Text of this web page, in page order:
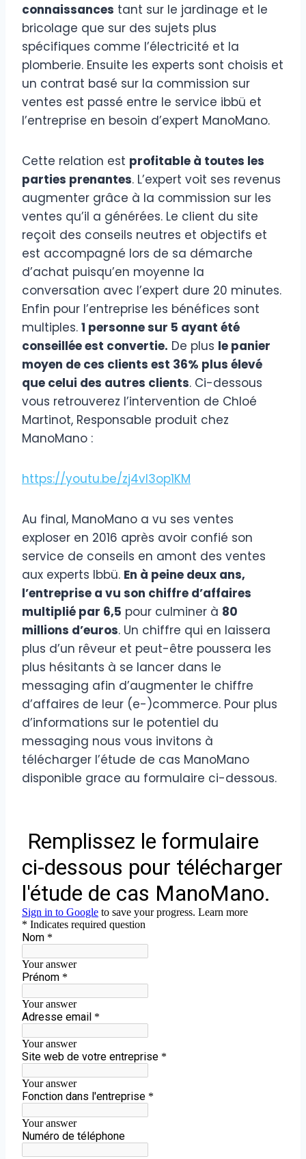
connaissances tant sur le jardinage et le
bricolage que sur des sujets plus
spécifiques comme l’électricité et la
plomberie. Ensuite les experts sont choisis et
un contrat basé sur la commission sur
ventes est passé entre le service ibbü et
l’entreprise en besoin d’expert ManoMano.
Cette relation est profitable à toutes les
parties prenantes. L’expert voit ses revenus
augmenter grâce à la commission sur les
ventes qu’il a générées. Le client du site
reçoit des conseils neutres et objectifs et
est accompagné lors de sa démarche
d’achat puisqu’en moyenne la
conversation avec l’expert dure 20 minutes.
Enfin pour l’entreprise les bénéfices sont
multiples. 1 personne sur 5 ayant été
conseillée est convertie. De plus le panier
moyen de ces clients est 36% plus élevé
que celui des autres clients. Ci-dessous
vous retrouverez l’intervention de Chloé
Martinot, Responsable produit chez
ManoMano :
https://youtu.be/zj4vl3op1KM
Au final, ManoMano a vu ses ventes
exploser en 2016 après avoir confié son
service de conseils en amont des ventes
aux experts Ibbü. En à peine deux ans,
l’entreprise a vu son chiffre d’affaires
multiplié par 6,5 pour culminer à 80
millions d’euros. Un chiffre qui en laissera
plus d’un rêveur et peut-être poussera les
plus hésitants à se lancer dans le
messaging afin d’augmenter le chiffre
d’affaires de leur (e-)commerce. Pour plus
d’informations sur le potentiel du
messaging nous vous invitons à
télécharger l’étude de cas ManoMano
disponible grace au formulaire ci-dessous.